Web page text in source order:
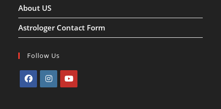
About US
Astrologer Contact Form
Follow Us